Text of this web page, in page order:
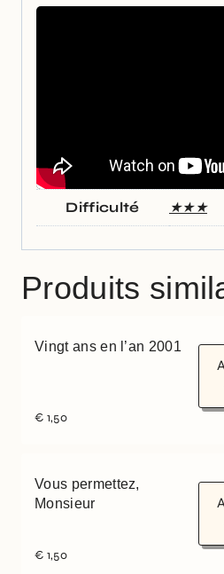
Difficulté ★★★
Produits
Vingt ans en l’an 2001
€ 1,50
Vous permettez,
Monsieur
€ 1,50